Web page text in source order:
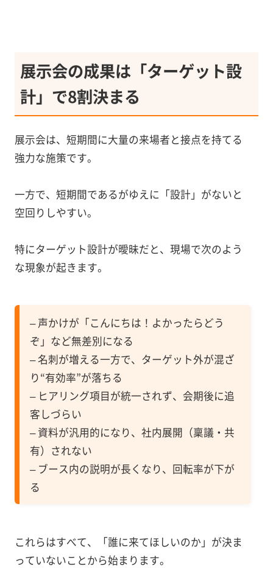
展示会の成果は「ターゲット設
計」で8割決まる
展示会は、短期間に大量の来場者と接点を持てる
強力な施策です。
一方で、短期間であるがゆえに「設計」がないと
空回りしやすい。
特にターゲット設計が曖昧だと、現場で次のよう
な現象が起きます。
– 声かけが「こんにちは！よかったらどう
ぞ」など無差別になる
– 名刺が増える一方で、ターゲット外が混ざ
り“有効率”が落ちる
– ヒアリング項目が統一されず、会期後に追
客しづらい
– 資料が汎用的になり、社内展開（稟議・共
有）されない
– ブース内の説明が長くなり、回転率が下が
る
これらはすべて、「誰に来てほしいのか」が決ま
っていないことから始まります。